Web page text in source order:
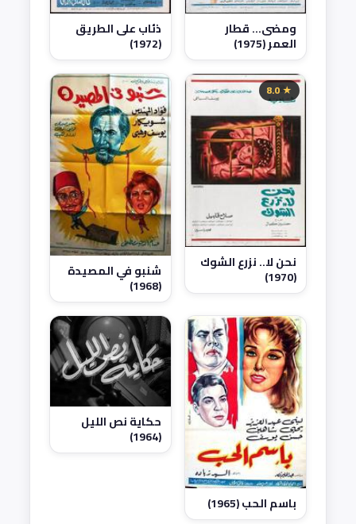
ومضى... قطار
العمر (1975)
ذئاب على الطريق
(1972)
★ 8.0
نحن لا.. نزرع الشوك
(1970) شنبو في المصيدة
(1968)
باسم الحب (1965)
حكاية نص الليل
(1964)